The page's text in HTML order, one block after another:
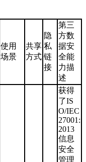
使用
场景
共享
方式
隐
私
链
接
第三
方数
据安
全能
力描
述
获得
了IS
O/IEC
27001:
2013
信息
安全
管理